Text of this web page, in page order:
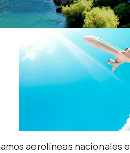
aerolíneas nacionales e